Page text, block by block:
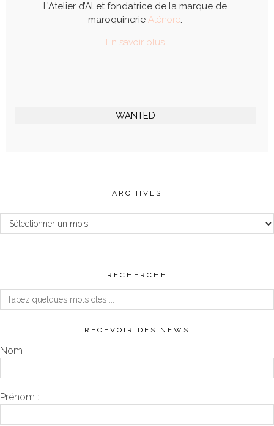
L’Atelier d’Al et fondatrice de la marque de
maroquinerie Alénore.
En savoir plus
WANTED
ARCHIVES
Archives
RECHERCHE
RECEVOIR DES NEWS
Nom :
Prénom :